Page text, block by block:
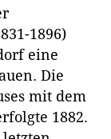
1896)
eine
Die
mit dem
1882.